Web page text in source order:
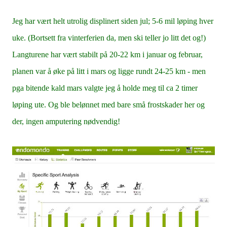
Jeg har vært helt utrolig displinert siden jul; 5-6 mil løping hver
uke. (Bortsett fra vinterferien da, men ski teller jo litt det og!)
Langturene har vært stabilt på 20-22 km i januar og februar,
planen var å øke på litt i mars og ligge rundt 24-25 km - men
pga bitende kald mars valgte jeg å holde meg til ca 2 timer
løping ute. Og ble belønnet med bare små frostskader her og
der, ingen amputering nødvendig!